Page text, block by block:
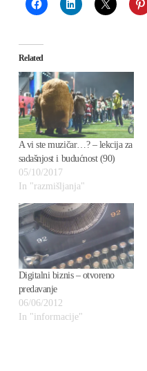
Related
A vi ste muzičar…? – lekcija za
sadašnjost i budućnost (90)
05/10/2017
In "razmišljanja"
Digitalni biznis – otvoreno
predavanje
06/06/2012
In "informacije"